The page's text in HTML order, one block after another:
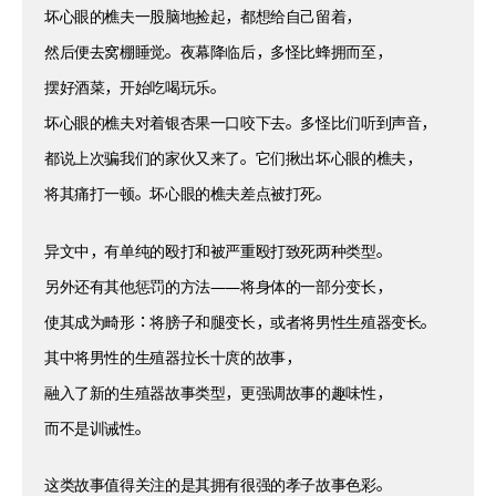
坏心眼的樵夫一股脑地捡起，都想给自己留着，
然后便去窝棚睡觉。夜幕降临后，多怪比蜂拥而至，
摆好酒菜，开始吃喝玩乐。
坏心眼的樵夫对着银杏果一口咬下去。多怪比们听到声音，
都说上次骗我们的家伙又来了。它们揪出坏心眼的樵夫，
将其痛打一顿。坏心眼的樵夫差点被打死。
异文中，有单纯的殴打和被严重殴打致死两种类型。
另外还有其他惩罚的方法——将身体的一部分变长，
使其成为畸形：将膀子和腿变长，或者将男性生殖器变长。
其中将男性的生殖器拉长十庹的故事，
融入了新的生殖器故事类型，更强调故事的趣味性，
而不是训诫性。
这类故事值得关注的是其拥有很强的孝子故事色彩。